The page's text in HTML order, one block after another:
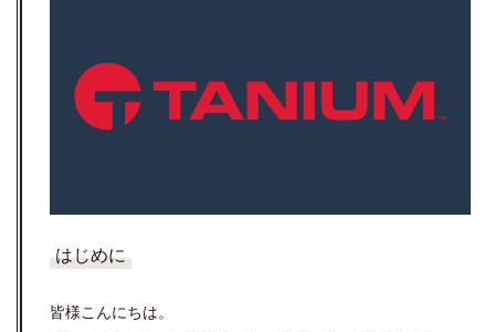
はじめに
皆様こんにちは。